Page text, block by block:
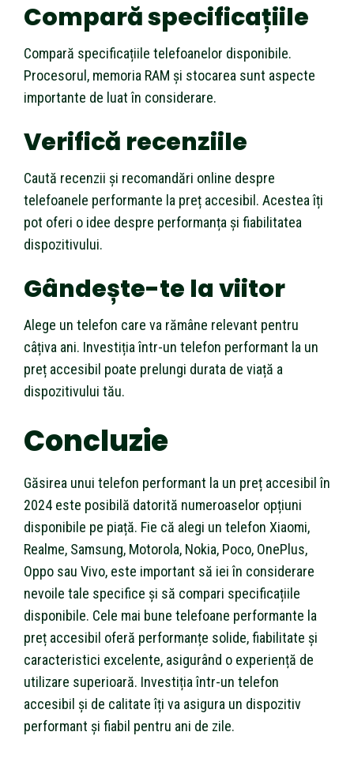
Compară specificațiile
Compară specificațiile telefoanelor disponibile.
Procesorul, memoria RAM și stocarea sunt aspecte
importante de luat în considerare.
Verifică recenziile
Caută recenzii și recomandări online despre
telefoanele performante la preț accesibil. Acestea îți
pot oferi o idee despre performanța și fiabilitatea
dispozitivului.
Gândește-te la viitor
Alege un telefon care va rămâne relevant pentru
câțiva ani. Investiția într-un telefon performant la un
preț accesibil poate prelungi durata de viață a
dispozitivului tău.
Concluzie
Găsirea unui telefon performant la un preț accesibil în
2024 este posibilă datorită numeroaselor opțiuni
disponibile pe piață. Fie că alegi un telefon Xiaomi,
Realme, Samsung, Motorola, Nokia, Poco, OnePlus,
Oppo sau Vivo, este important să iei în considerare
nevoile tale specifice și să compari specificațiile
disponibile. Cele mai bune telefoane performante la
preț accesibil oferă performanțe solide, fiabilitate și
caracteristici excelente, asigurând o experiență de
utilizare superioară. Investiția într-un telefon
accesibil și de calitate îți va asigura un dispozitiv
performant și fiabil pentru ani de zile.